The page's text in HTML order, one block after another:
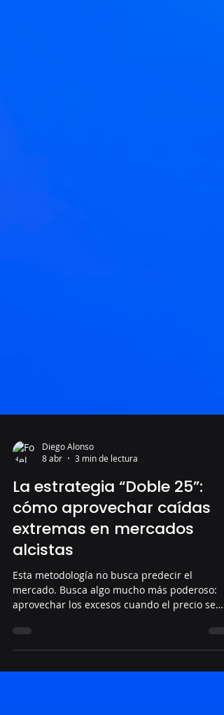
8 abr
3 min de lectura
La estrategia “Doble 25”:
cómo aprovechar caídas
extremas en mercados
alcistas
Esta metodología no busca predecir el
aprovechar los excesos cuando el precio se
aleja demasiado de su equilibrio.